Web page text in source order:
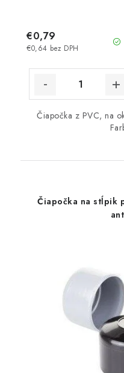
€0,64 bez DPH
€0,79
Čiapočka z PVC, na
Čiapočka na stĺpik